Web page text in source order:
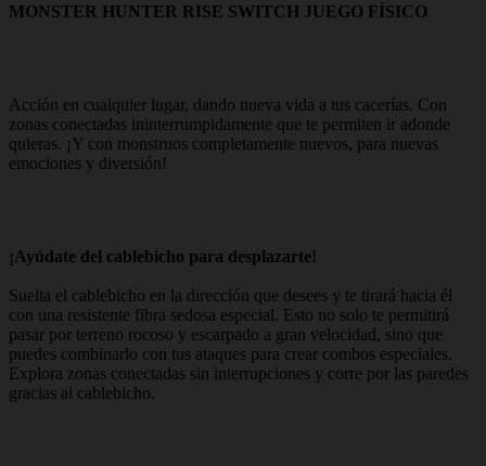
MONSTER HUNTER RISE SWITCH JUEGO FÍSICO
Acción en cualquier lugar, dando nueva vida a tus cacerías. Con
zonas conectadas ininterrumpidamente que te permiten ir adonde
quieras. ¡Y con monstruos completamente nuevos, para nuevas
emociones y diversión!
¡Ayúdate del cablebicho para desplazarte!
Suelta el cablebicho en la dirección que desees y te tirará hacia él
con una resistente fibra sedosa especial. Esto no solo te permitirá
pasar por terreno rocoso y escarpado a gran velocidad, sino que
puedes combinarlo con tus ataques para crear combos especiales.
Explora zonas conectadas sin interrupciones y corre por las paredes
gracias al cablebicho.